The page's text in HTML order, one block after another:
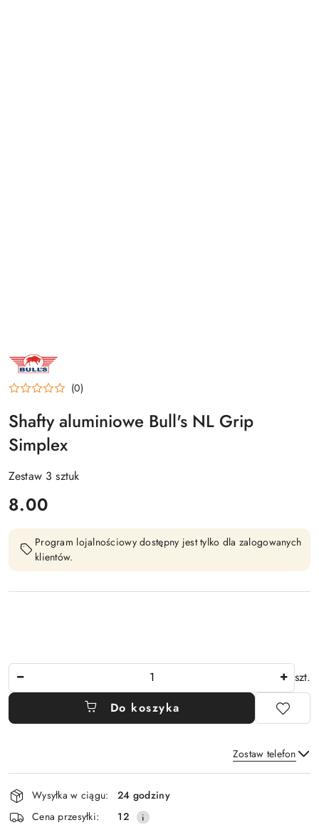
NAZWA
PRODUCENTA:
BULL'S
NL (0)
Shafty aluminiowe Bull's NL Grip
Simplex
Zestaw 3 sztuk
cena:
8.00
Program lojalnościowy dostępny jest tylko dla zalogowanych
klientów.
szt.
Do koszyka
Zostaw telefon
Wyślij
Dostępność
i
dostawa
Wysyłka w ciągu:
24 godziny
Cena przesyłki:
12